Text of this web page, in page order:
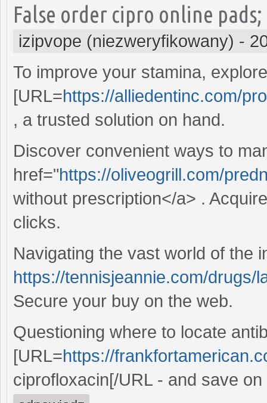
False order cipro online
izipvope (niezweryfikowany) -
To improve your stamina,
[URL=https://alliedentinc.com/
, a trusted solution on hand.
Discover convenient ways to
href="https://oliveogrill.com/
without prescription</a> .
clicks.
Navigating the vast world of the
https://tennisjeannie.com/drugs/
Secure your buy on the web.
Questioning where to locate
[URL=https://
ciprofloxacin[/URL - and save